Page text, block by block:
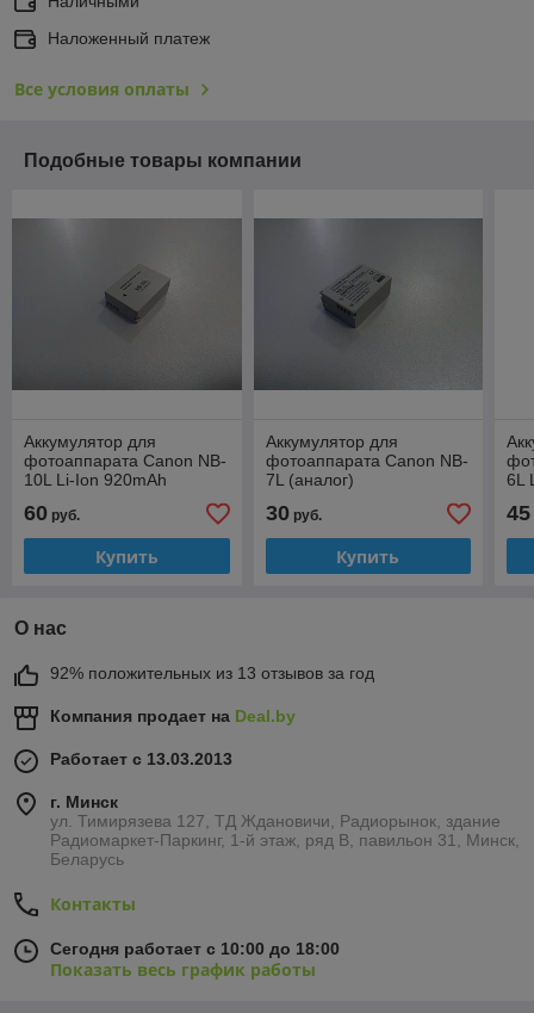
Наложенный платеж
Все условия оплаты
Подобные товары компании
Аккумулятор для
фотоаппарата Canon NB-
10L Li-Ion 920mAh
60 руб.
Купить
Аккумулятор для
фотоаппарата Canon NB-
7L (аналог)
30руб.
Купить
6L
45
О нас
92% положительных из 13 отзывов за год
Компания продает на Deal.by
Работает с 13.03.2013
г. Минск
ул. Тимирязева 127, ТД Ждановичи, Радиорынок, здание
Радиомаркет-Паркинг, 1-й этаж, ряд В, павильон 31, Минск,
Беларусь
Контакты
Сегодня работает с 10:00 до 18:00
Показать весь график работы